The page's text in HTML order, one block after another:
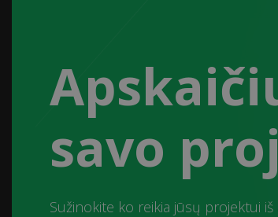
savo
Sužinokite ko reikia jūsų projektui iš